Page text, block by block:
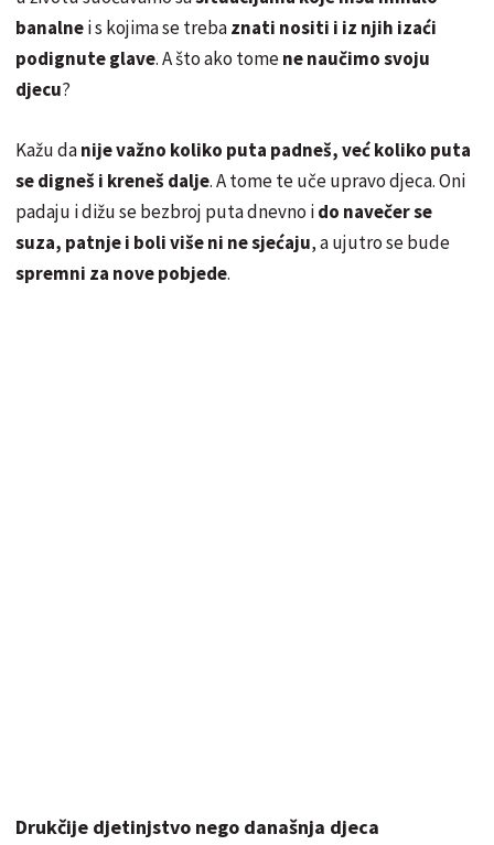
banalnei s kojima se trebaznati nositi i iz njih izaći
podignute glave. A što ako tomene naučimo svoju
djecu?
Kažu danije važno koliko puta padneš, već koliko puta
se digneš i kreneš dalje. A tome te uče upravo djeca. Oni
padaju i dižu se bezbroj puta dnevno ido navečer se
suza, patnje i boli više ni ne sjećaju, a ujutro se bude
spremni za nove pobjede.
Drukčije djetinjstvo nego današnja djeca